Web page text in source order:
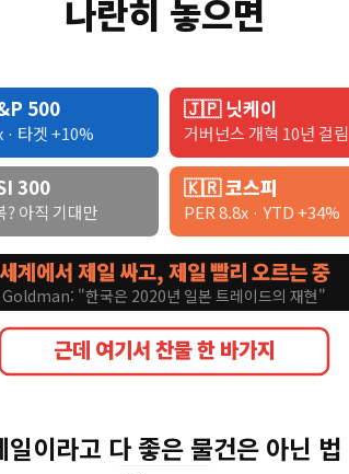
나란히 놓으면
500
· 타겟 +10%
🇯🇵 닛케이
거버넌스 개혁 10년 걸림
300
? 아직 기대만
🇰🇷 코스피
PER 8.8x · YTD +34%
세계에서 제일 싸고, 제일 빨리 오르는 중
Goldman: "한국은 2020년 일본 트레이드의 재현"
근데 여기서 찬물 한 바가지
일이라고 다 좋은 물건은 아닌 법